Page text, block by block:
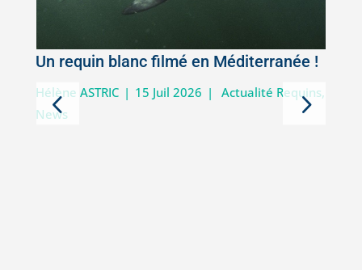
Un requin blanc filmé en Méditerranée !
Hélène ASTRIC | 15 Juil 2026 | Actualité Requins,
News